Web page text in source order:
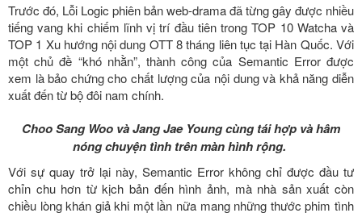
Trước đó, Lỗi Logic phiên bản web-drama đã từng gây được nhiều
tiếng vang khi chiếm lĩnh vị trí đầu tiên trong TOP 10 Watcha và
TOP 1 Xu hướng nội dung OTT 8 tháng liên tục tại Hàn Quốc. Với
một chủ đề “khó nhằn”, thành công của Semantic Error được
xem là bảo chứng cho chất lượng của nội dung và khả năng diễn
xuất đến từ bộ đôi nam chính.
Choo Sang Woo và Jang Jae Young cùng tái hợp và hâm
nóng chuyện tình trên màn hình rộng.
Với sự quay trở lại này, Semantic Error không chỉ được đầu tư
chỉn chu hơn từ kịch bản đến hình ảnh, mà nhà sản xuất còn
chiều lòng khán giả khi một lần nữa mang những thước phim tình